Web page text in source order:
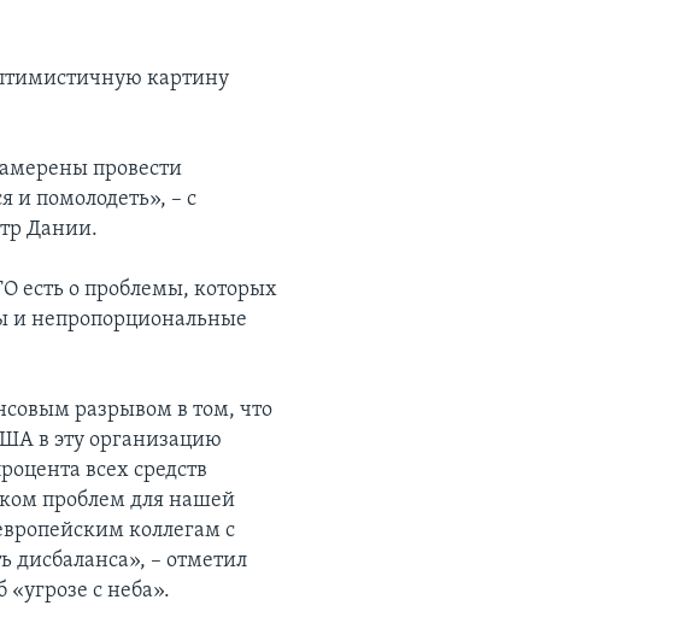
картину
провести
и помолодеть», – с
Дании.
есть о проблемы, которых
и непропорциональные
разрывом в том, что
в эту организацию
всех средств
проблем для нашей
коллегам с
дисбаланса», – отметил
с неба».